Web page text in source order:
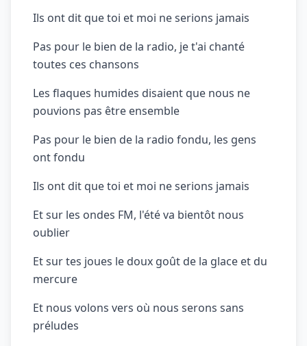
Ils ont dit que toi et moi ne serions jamais
Pas pour le bien de la radio, je t'ai chanté
toutes ces chansons
Les flaques humides disaient que nous ne
pouvions pas être ensemble
Pas pour le bien de la radio fondu, les gens
ont fondu
Ils ont dit que toi et moi ne serions jamais
Et sur les ondes FM, l'été va bientôt nous
oublier
Et sur tes joues le doux goût de la glace et du
mercure
Et nous volons vers où nous serons sans
préludes